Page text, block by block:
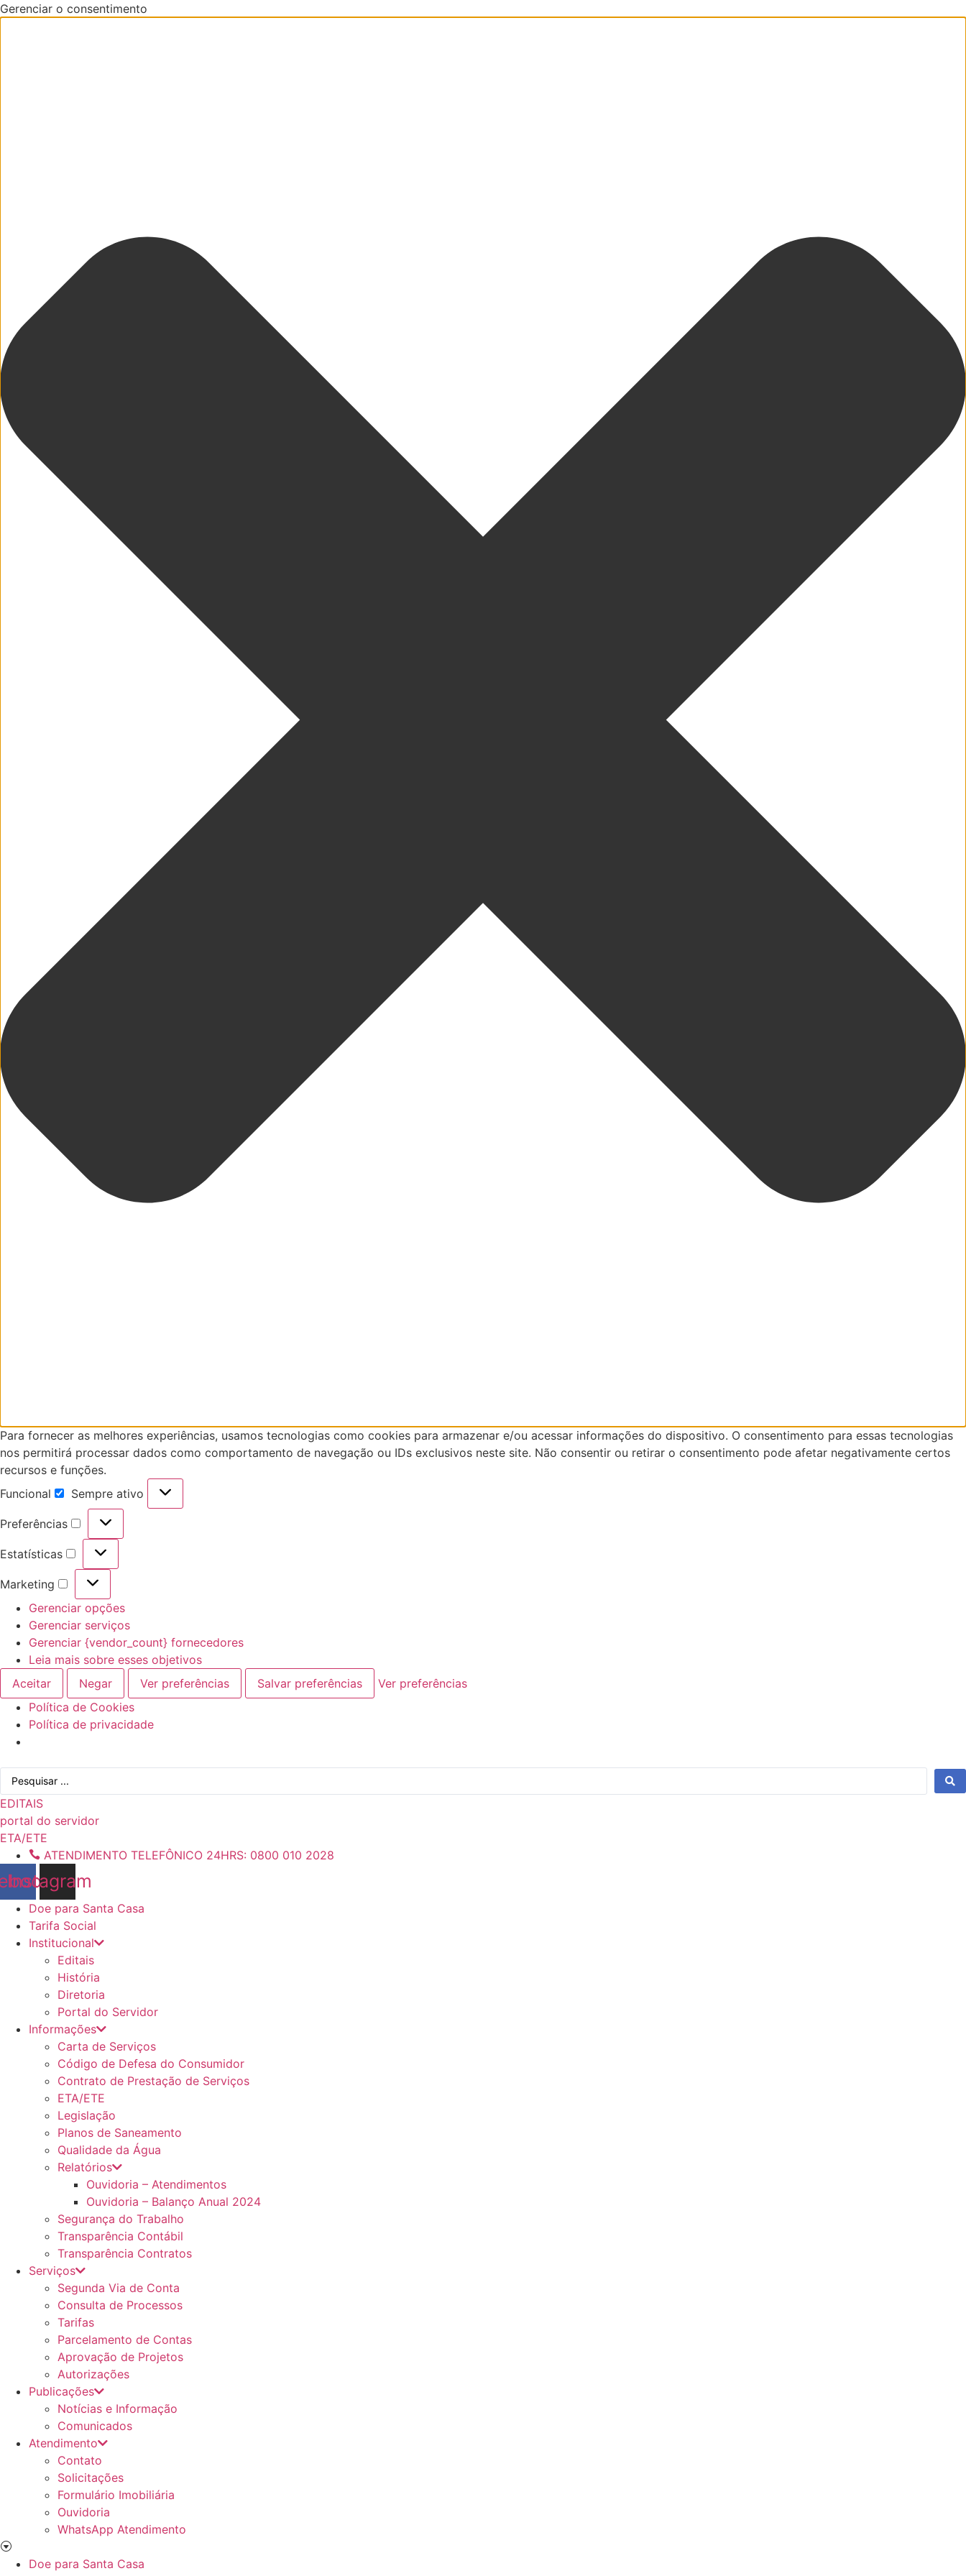
Gerenciar o consentimento
Para fornecer as melhores experiências, usamos tecnologias como cookies para armazenar e/ou acessar informações do dispositivo. O consentimento para essas tecnologias
nos permitirá processar dados como comportamento de navegação ou IDs exclusivos neste site. Não consentir ou retirar o consentimento pode afetar negativamente certos
recursos e funções.
Funcional
Funcional
Sempre ativo
Preferências
Preferências
Estatísticas
Estatísticas
Marketing
Marketing
Gerenciar opções
Gerenciar serviços
Gerenciar {vendor_count} fornecedores
Leia mais sobre esses objetivos
Aceitar
Negar Ver preferências Salvar preferências
Ver preferências
Política de Cookies
Política de privacidade
para
o
conteúdo
Pesquisar
EDITAIS
portal do servidor
ETA/ETE
ATENDIMENTO TELEFÔNICO 24HRS: 0800 010 2028
Instagram
Doe para Santa Casa
Tarifa Social
Institucional
Editais
História
Diretoria
Portal do Servidor
Informações
Carta de Serviços
Código de Defesa do Consumidor
Contrato de Prestação de Serviços
ETA/ETE
Legislação
Planos de Saneamento
Qualidade da Água
Relatórios
Ouvidoria – Atendimentos
Ouvidoria – Balanço Anual 2024
Segurança do Trabalho
Transparência Contábil
Transparência Contratos
Serviços
Segunda Via de Conta
Consulta de Processos
Tarifas
Parcelamento de Contas
Aprovação de Projetos
Autorizações
Publicações
Notícias e Informação
Comunicados
Atendimento
Contato
Solicitações
Formulário Imobiliária
Ouvidoria
WhatsApp Atendimento
Doe para Santa Casa